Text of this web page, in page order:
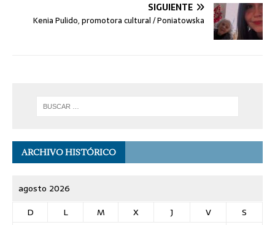
SIGUIENTE
Kenia Pulido, promotora cultural / Poniatowska
ARCHIVO HISTÓRICO
agosto 2026
D
L M X J V
S